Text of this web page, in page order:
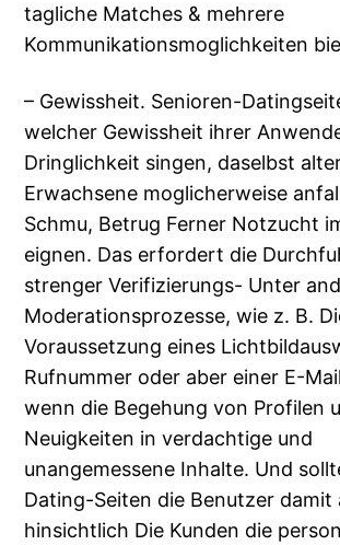
tagliche Matches & mehrere
Kommunikationsmoglichkeiten
– Gewissheit. Senioren-
welcher Gewissheit ihrer
Dringlichkeit singen, daselbst
Erwachsene moglicherweise
Schmu, Betrug Ferner Notzucht
eignen. Das erfordert die
strenger Verifizierungs- Unter
Moderationsprozesse, wie z. B.
Voraussetzung eines
Rufnummer oder aber einer E-
wenn die Begehung von Profilen
Neuigkeiten in verdachtige und
unangemessene Inhalte. Und
Dating-Seiten die Benutzer damit
hinsichtlich Die Kunden die